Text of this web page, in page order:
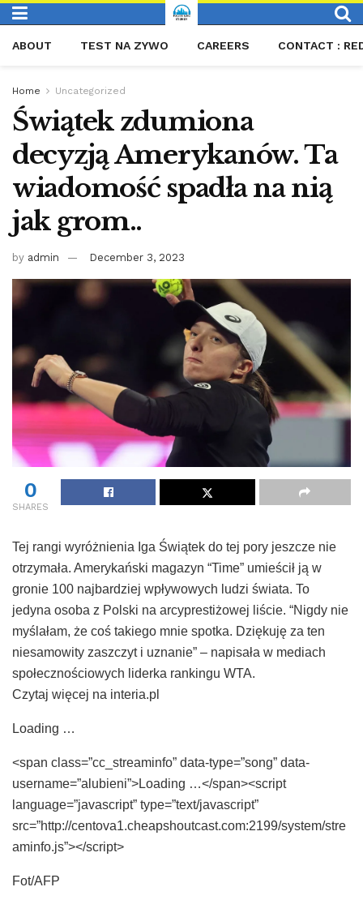
ABOUT TEST NA ZYWO CAREERS CONTACT :
Home Uncategorized
Świątek zdumiona
decyzją Amerykanów. Ta
wiadomość spadła na nią
jak grom..
by admin December 3, 2023
0
SHARES
Tej rangi wyróżnienia Iga Świątek do tej pory jeszcze nie
otrzymała. Amerykański magazyn “Time” umieścił ją w
gronie 100 najbardziej wpływowych ludzi świata. To
jedyna osoba z Polski na arcyprestiżowej liście. “Nigdy nie
myślałam, że coś takiego mnie spotka. Dziękuję za ten
niesamowity zaszczyt i uznanie” – napisała w mediach
społecznościowych liderka rankingu WTA.
Czytaj więcej na interia.pl
Loading …
<span class=”cc_streaminfo” data-type=”song” data-
username=”alubieni”>Loading …</span><script
language=”javascript” type=”text/javascript”
src=”http://centova1.cheapshoutcast.com:2199/system/stre
aminfo.js”></script>
Fot/AFP